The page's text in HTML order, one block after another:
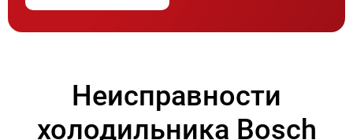
Неисправности
холодильника Bosch